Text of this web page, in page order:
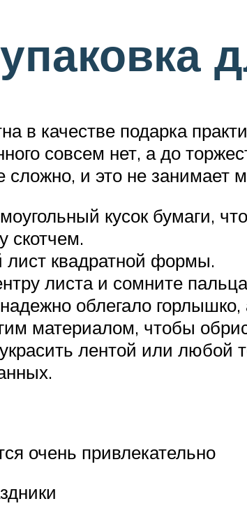
в качестве подарка
совсем нет, а до
и это не занимает
кусок бумаги,
скотчем.
лист квадратной формы.
листа и сомните
облегало горлышко,
материалом, чтобы
лентой или любой
очень привлекательно